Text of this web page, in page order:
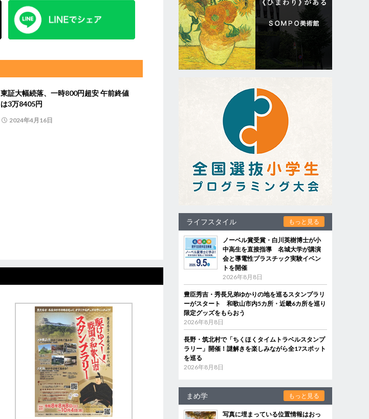
東証大幅続落、一時800円超安 午前終値
は3万8405円
2024年4月16日
ライフスタイル もっと見る
ノーベル賞受賞・白川英樹博士が小
中高生を直接指導 名城大学が講演
会と導電性プラスチック実験イベン
トを開催
2026年8月8日
豊臣秀吉・秀長兄弟ゆかりの地を巡るスタンプラリ
ーがスタート 和歌山市内5カ所・近畿6カ所を巡り
限定グッズをもらおう
2026年8月8日
長野・筑北村で「ちくほくタイムトラベルスタンプ
ラリー」開催！謎解きを楽しみながら全17スポット
を巡る
2026年8月8日
まめ学 もっと見る
写真に埋まっている位置情報はおっ